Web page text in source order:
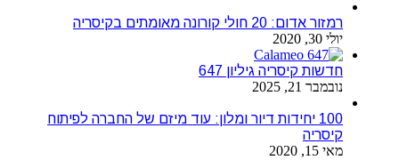
רמזור אדום: 20 חולי קורונה מאומתים בקיסריה
יולי 30, 2020
חדשות קיסריה גיליון 647
נובמבר 21, 2025
100 יחידות דיור ומלון: עוד מיזם של החברה לפיתוח
קיסריה
מאי 15, 2020